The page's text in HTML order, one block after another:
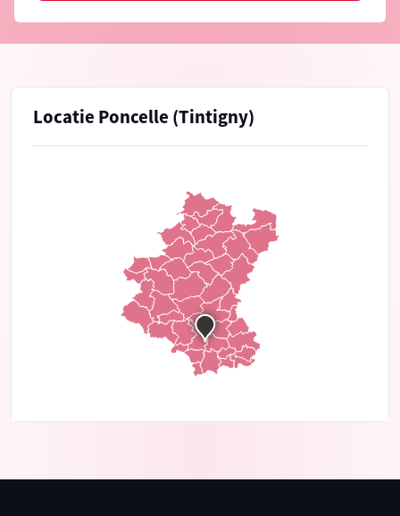
Locatie Poncelle (Tintigny)